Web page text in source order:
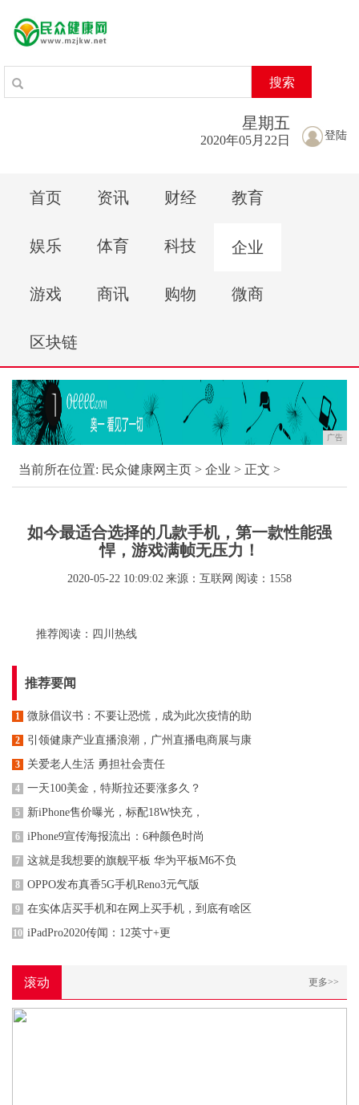
搜索
登陆
星期五
2020年05月22日
首页 资讯 财经 教育
娱乐 体育 科技 企业
游戏 商讯 购物 微商
区块链
广告
当前所在位置: 民众健康网主页 > 企业 > 正文 >
如今最适合选择的几款手机，第一款性能强
悍，游戏满帧无压力！
2020-05-22 10:09:02 来源：互联网 阅读：1558
推荐阅读： 四川热线
推荐要闻
1 微脉倡议书：不要让恐慌，成为此次疫情的助
2 引领健康产业直播浪潮，广州直播电商展与康
3 关爱老人生活 勇担社会责任
4 一天100美金，特斯拉还要涨多久？
5 新iPhone售价曝光，标配18W快充，
6 iPhone9宣传海报流出：6种颜色时尚
7 这就是我想要的旗舰平板 华为平板M6不负
8 OPPO发布真香5G手机Reno3元气版
9 在实体店买手机和在网上买手机，到底有啥区
10 iPadPro2020传闻：12英寸+更
滚动 更多>>